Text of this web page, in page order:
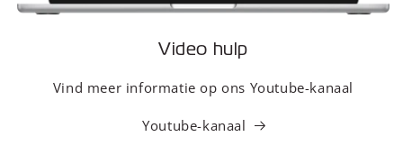
Video hulp
Vind meer informatie op ons Youtube-kanaal
Youtube-kanaal